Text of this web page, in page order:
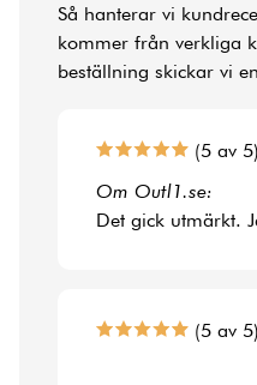
Så hanterar vi
kommer från verkliga
beställning skickar vi
(5 av
Om Outl1.se:
Det gick utmärkt.
(5 av